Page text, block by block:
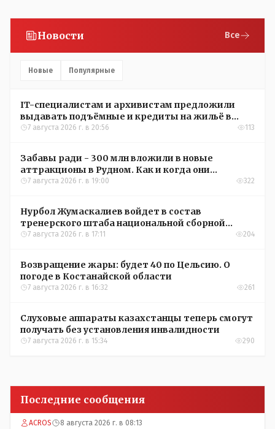
Новости Все
Новые Популярные
IT-специалистам и архивистам предложили
выдавать подъёмные и кредиты на жильё в
сёлах Казахстана
7 августа 2026 г. в 20:56 113
Забавы ради - 300 млн вложили в новые
аттракционы в Рудном. Как и когда они
окупятся?
7 августа 2026 г. в 19:00 322
Нурбол Жумаскалиев войдет в состав
тренерского штаба национальной сборной
Казахстана по футболу
7 августа 2026 г. в 17:11 204
Возвращение жары: будет 40 по Цельсию. О
погоде в Костанайской области
7 августа 2026 г. в 16:32 261
Слуховые аппараты казахстанцы теперь смогут
получать без установления инвалидности
7 августа 2026 г. в 15:34 290
Последние сообщения
ACROS 8 августа 2026 г. в 08:13